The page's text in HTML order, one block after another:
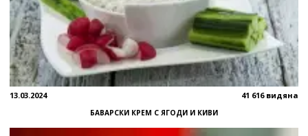
13.03.2024 41 616 видяна
БАВАРСКИ КРЕМ С ЯГОДИ И КИВИ